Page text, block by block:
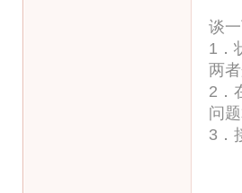
谈
1．
两者
2．
问
3．